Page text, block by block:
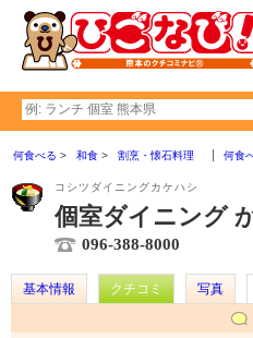
何食べる 和食 割烹・懐石料理 何食
コシツダイニングカケハシ
個室ダイニング
096-388-8000
基本情報 クチコミ 写真